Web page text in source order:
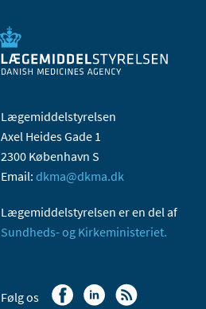
Lægemiddelstyrelsen
Axel Heides Gade 1
2300 København S
Email: dkma@dkma.dk
Lægemiddelstyrelsen er en del af
Sundheds- og Kirkeministeriet.
Følg os